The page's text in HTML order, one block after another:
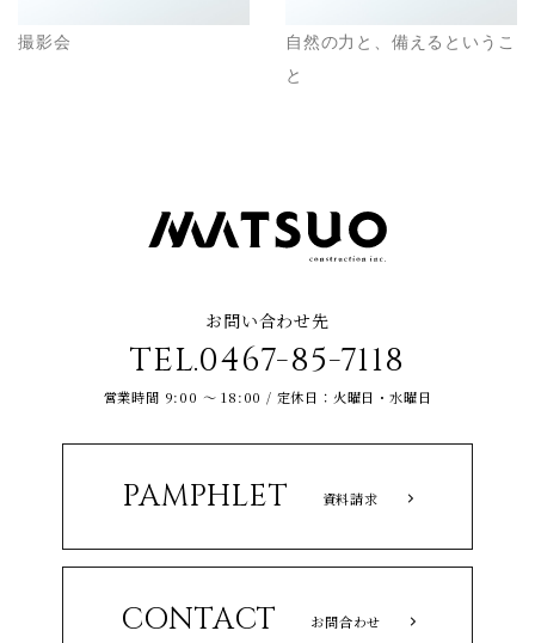
撮影会
自然の力と、備えるというこ
と
お問い合わせ先
TEL.0467-85-7118
営業時間 9:00 ～ 18:00 / 定休日：火曜日・水曜日
PAMPHLET 資料請求
CONTACT お問合わせ